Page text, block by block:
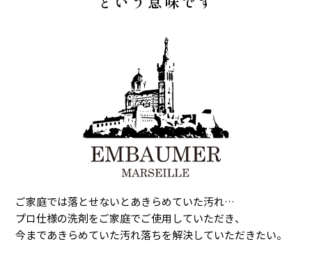
ご家庭では落とせないとあきらめていた汚れ…
プロ仕様の洗剤をご家庭でご使用していただき、
今まであきらめていた汚れ落ちを解決していただきたい。